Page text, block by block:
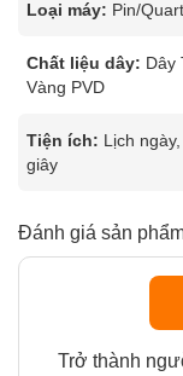
Loại máy: Pin/
Chất liệu dây: Dây
Vàng PVD
Tiện ích: Lịch
giây
Đánh giá sản
Trở thành